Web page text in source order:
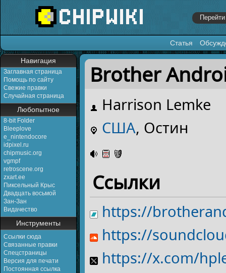
Статья
Навигация
Заглавная страница
Помощь по сайту
Свежие правки
Случайная страница
Любопытное
8-bit Folder
Bleeplove
e_nintendocore
idpixel.ru
chipmusic.org
vgmpf
retroscene.org
zxart.ee
Пиксельный Крыс
Двадцать восьмой
Зан-Зан
Видачество
Инструменты
Ссылки сюда
Связанные правки
Спецстраницы
Версия для печати
Постоянная ссылка
Перейти к:навигация,поиск
Brother
Harrison Lemke
США, Остин
Ссылки
https://
https://
https://x.com/